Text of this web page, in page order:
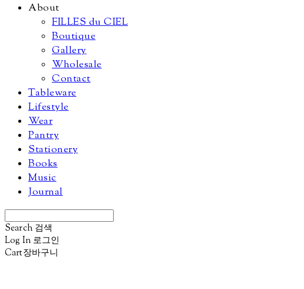
About
FILLES du CIEL
Boutique
Gallery
Wholesale
Contact
Tableware
Lifestyle
Wear
Pantry
Stationery
Books
Music
Journal
Search 검색
Log In 로그인
Cart장바구니